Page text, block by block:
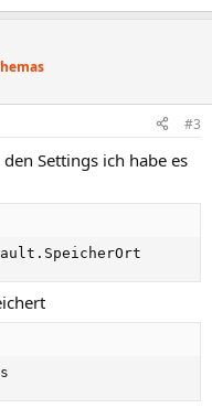
#3
Settings ich habe es